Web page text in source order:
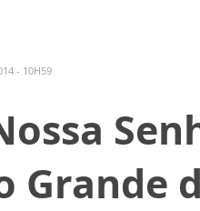
- 10H59
Grande